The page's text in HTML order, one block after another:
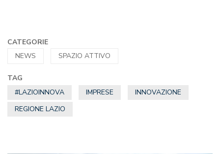
CATEGORIE
NEWS
SPAZIO ATTIVO
TAG
#LAZIOINNOVA
IMPRESE
INNOVAZIONE
REGIONE LAZIO